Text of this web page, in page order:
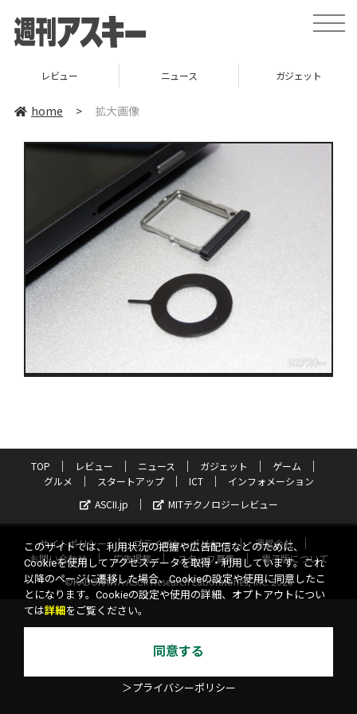
toggle
レビュー ニュース ガジェット
home > 拡大画像
TOP レビュー ニュース ガジェット
ゲーム
グルメ
スタートアップ ICT
インフォメーション
ASCII.jp
MITテクノロジーレビュー
サイトポリシー プライバシーポリシー
運営会社
お問い合わせ
広告掲載 スタッフ募集
電子版について
©KADOKAWA ASCII Research Laboratories, Inc. 2026
このサイトでは、利用状況の把握や広告配信などのために、
Cookieを使用してアクセスデータを取得・利用しています。これ
以降のページに遷移した場合、Cookieの設定や使用に同意したこ
とになります。Cookieの設定や使用の詳細、オプトアウトについ
ては詳細 をご覧ください。
同意する
＞プライバシーポリシー